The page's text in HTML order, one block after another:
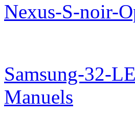
Nexus-S-noir-
Samsung-32-
Manuels